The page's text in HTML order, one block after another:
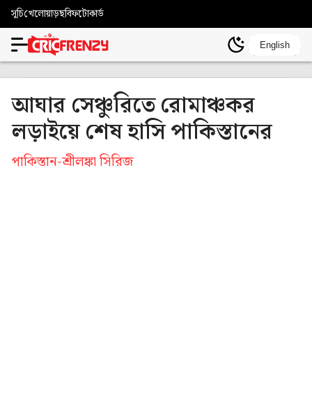
সূচিখেলোয়াড়ছবিফটোকার্ড
English
আঘার সেঞ্চুরিতে রোমাঞ্চকর
লড়াইয়ে শেষ হাসি পাকিস্তানের
পাকিস্তান-শ্রীলঙ্কা সিরিজ